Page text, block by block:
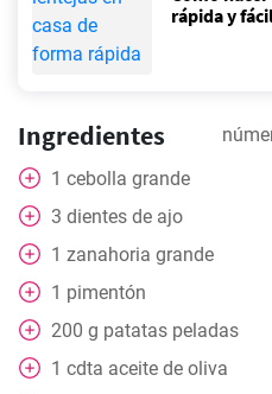
rápida y
Ingredientes
1 cebolla grande
3 dientes de ajo
1 zanahoria grande
1 pimentón
200 g patatas peladas
1 cdta aceite de oliva